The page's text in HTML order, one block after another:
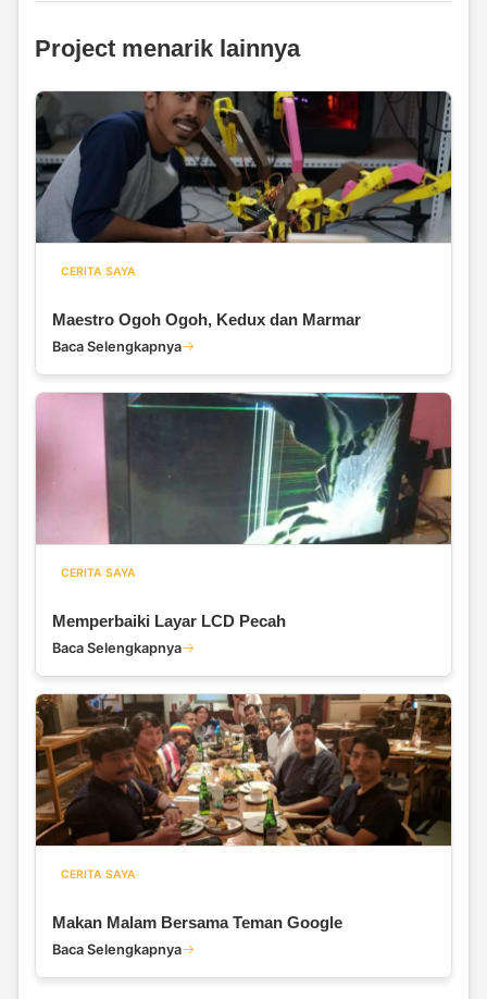
Project menarik lainnya
CERITA SAYA
Maestro Ogoh Ogoh, Kedux dan Marmar
Baca Selengkapnya
CERITA SAYA
Memperbaiki Layar LCD Pecah
Baca Selengkapnya
CERITA SAYA
Makan Malam Bersama Teman Google
Baca Selengkapnya